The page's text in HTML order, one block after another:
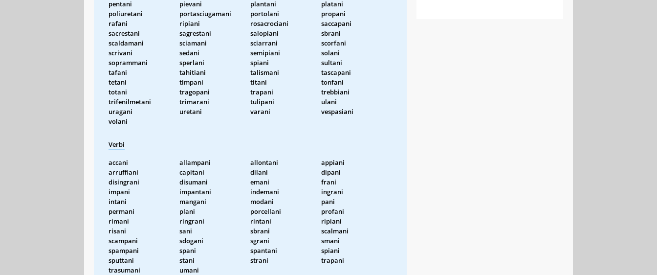
pentani
pievani plantani
platani
poliuretani
portasciugamani portolani
propani
rafani
ripiani rosacrociani
saccapani
sacrestani
sagrestani salopiani
sbrani
scaldamani
sciamani sciarrani
scorfani
scrivani
sedani semipiani
solani
soprammani
sperlani spiani
sultani
tafani
tahitiani talismani
tascapani
tetani
timpani titani
tonfani
totani
tragopani trapani
trebbiani
trifenilmetani
trimarani tulipani
ulani
uragani
uretani varani
vespasiani
volani
Verbi
accani allampani allontani
appiani
arruffiani
capitani dilani
dipani
disingrani
disumani emani
frani
impani
impantani indemani
ingrani
intani
mangani modani
pani
permani
plani porcellani
profani
rimani
ringrani rintani
ripiani
risani
sani sbrani
scalmani
scampani
sdogani sgrani
smani
spampani
spani spantani
spiani
sputtani
stani strani
trapani
trasumani
umani